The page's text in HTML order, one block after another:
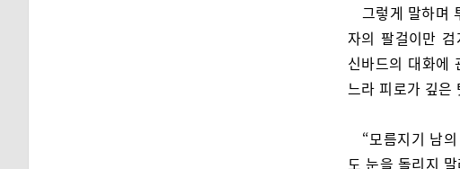
그렇게 말하며
자의 팔걸이만
신바드의 대화에
느라 피로가 깊은
“모름지기 남
도 눈을 돌리지